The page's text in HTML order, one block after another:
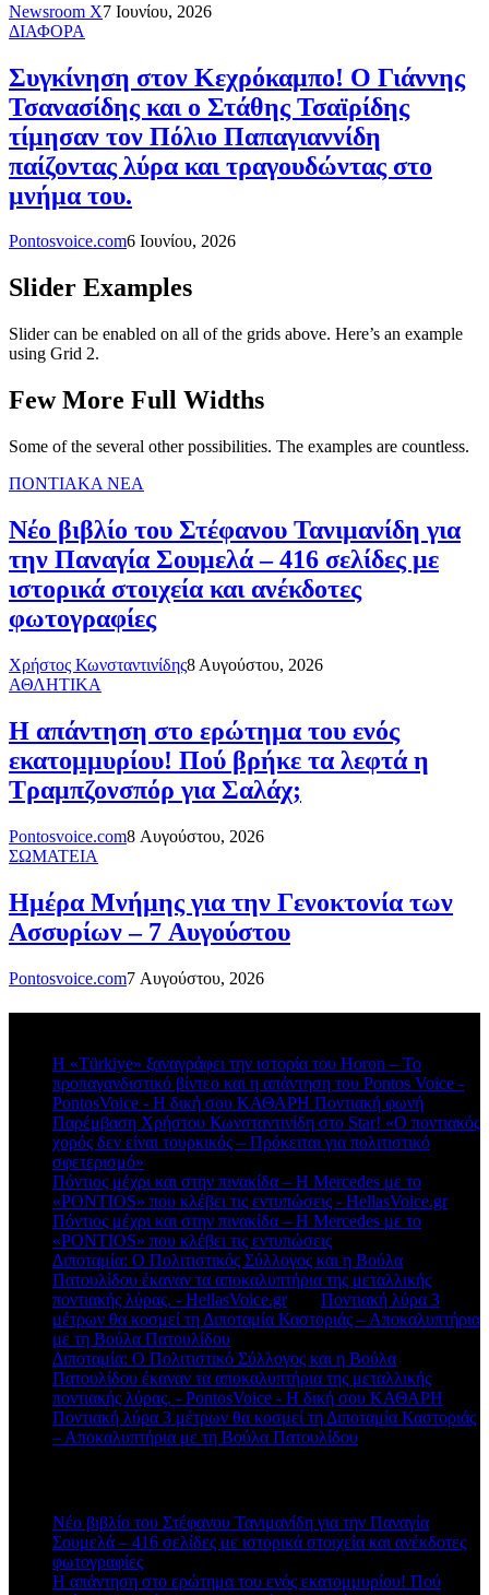
Newsroom X7 Ιουνίου, 2026
ΔΙΑΦΟΡΑ
Συγκίνηση στον Κεχρόκαμπο! Ο Γιάννης
Τσανασίδης και ο Στάθης Τσαϊρίδης
τίμησαν τον Πόλιο Παπαγιαννίδη
παίζοντας λύρα και τραγουδώντας στο
μνήμα του.
Pontosvoice.com6 Ιουνίου, 2026
Slider Examples
Slider can be enabled on all of the grids above. Here’s an example
using Grid 2.
Few More Full Widths
Some of the several other possibilities. The examples are countless.
ΠΟΝΤΙΑΚΑ ΝΕΑ
Νέο βιβλίο του Στέφανου Τανιμανίδη για
την Παναγία Σουμελά – 416 σελίδες με
ιστορικά στοιχεία και ανέκδοτες
φωτογραφίες
Χρήστος Κωνσταντινίδης8 Αυγούστου, 2026
ΑΘΛΗΤΙΚΑ
Η απάντηση στο ερώτημα του ενός
εκατομμυρίου! Πού βρήκε τα λεφτά η
Τραμπζονσπόρ για Σαλάχ;
Pontosvoice.com8 Αυγούστου, 2026
ΣΩΜΑΤΕΙΑ
Ημέρα Μνήμης για την Γενοκτονία των
Ασσυρίων – 7 Αυγούστου
Pontosvoice.com7 Αυγούστου, 2026
Η «Türkiye» ξαναγράφει την ιστορία του Horon – Το
προπαγανδιστικό βίντεο και η απάντηση του Pontos Voice -
PontosVoice - H δική σου ΚΑΘΑΡΗ Ποντιακή φωνή
Παρέμβαση Χρήστου Κωνσταντινίδη στο Star! «Ο ποντιακός
χορός δεν είναι τουρκικός – Πρόκειται για πολιτιστικό
σφετερισμό»
Πόντιος μέχρι και στην πινακίδα – Η Mercedes με το
«PONTIOS» που κλέβει τις εντυπώσεις - HellasVoice.grστο
Πόντιος μέχρι και στην πινακίδα – Η Mercedes με το
«PONTIOS» που κλέβει τις εντυπώσεις
Διποταμία: Ο Πολιτιστικός Σύλλογος και η Βούλα
Πατουλίδου έκαναν τα αποκαλυπτήρια της μεταλλικής
ποντιακής λύρας. - HellasVoice.grστο Ποντιακή λύρα 3
μέτρων θα κοσμεί τη Διποταμία Καστοριάς – Αποκαλυπτήρια
με τη Βούλα Πατουλίδου
Διποταμία: Ο Πολιτιστικό Σύλλογος και η Βούλα
Πατουλίδου έκαναν τα αποκαλυπτήρια της μεταλλικής
ποντιακής λύρας. - PontosVoice - H δική σου ΚΑΘΑΡΗ
Ποντιακή λύρα 3 μέτρων θα κοσμεί τη Διποταμία Καστοριάς
– Αποκαλυπτήρια με τη Βούλα Πατουλίδου
Νέο βιβλίο του Στέφανου Τανιμανίδη για την Παναγία
Σουμελά – 416 σελίδες με ιστορικά στοιχεία και ανέκδοτες
φωτογραφίες
Η απάντηση στο ερώτημα του ενός εκατομμυρίου! Πού